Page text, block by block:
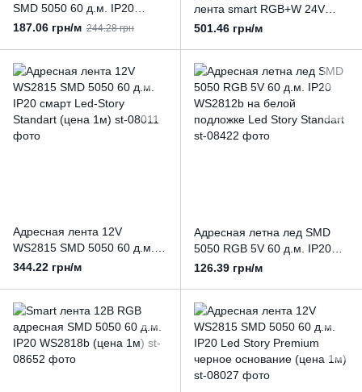
SMD 5050 60 д.м. IP20
WS2812b 5mm (цена 1м)
187.06 грн/м 244.28 грн
лента smart RGB+W 24V
21W COB 784led/м
501.46 грн/м
Адресная лента 12V
WS2815 SMD 5050 60 д.м.
IP20 смарт Led-Story
344.22 грн/м
Адресная летна лед SMD
5050 RGB 5V 60 д.м. IP20
WS2812b на белой
126.39 грн/м